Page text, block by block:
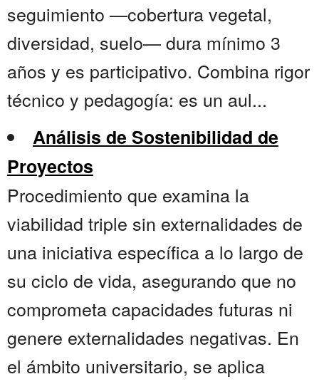
seguimiento —cobertura vegetal,
diversidad, suelo— dura mínimo 3
años y es participativo. Combina rigor
técnico y pedagogía: es un aul...
Análisis de Sostenibilidad de
Proyectos
Procedimiento que examina la
viabilidad triple sin externalidades de
una iniciativa específica a lo largo de
su ciclo de vida, asegurando que no
comprometa capacidades futuras ni
genere externalidades negativas. En
el ámbito universitario, se aplica